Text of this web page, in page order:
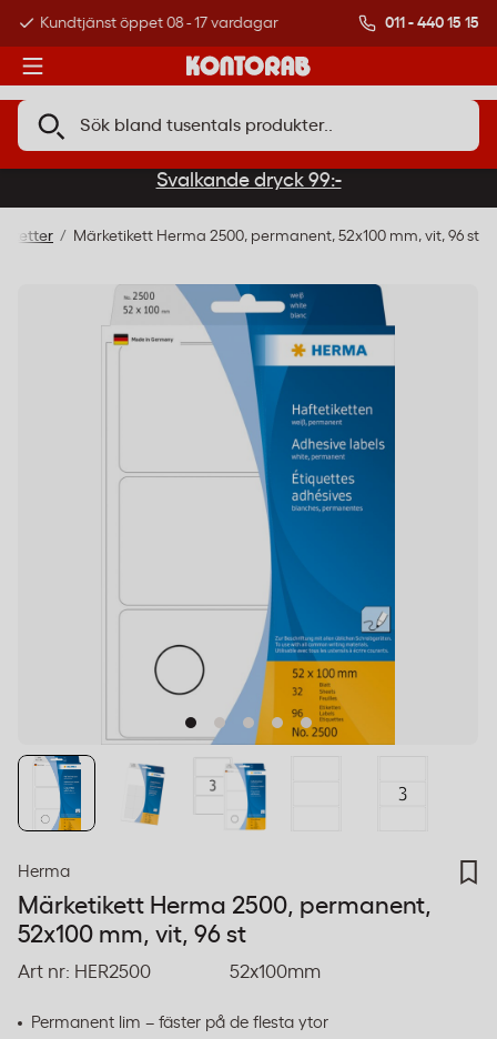
Kundtjänst öppet 08 - 17 vardagar Över 500 000
011 - 440 15 15
Svalkande dryck 99:-
Märketikett Herma 2500, permanent, 52x100 mm, vit, 96 st
Herma
Märketikett Herma 2500, permanent,
52x100 mm, vit, 96 st
Art nr: HER2500 52x100mm
Permanent lim – fäster på de flesta ytor